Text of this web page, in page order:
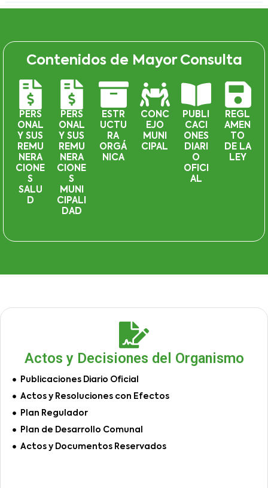
Contenidos de Mayor Consulta
PERS
ONAL
Y SUS
REMU
NERA
CIONE
S
SALU
D
PERS
ONAL
Y SUS
REMU
NERA
CIONE
S
MUNI
CIPALI
DAD
ESTR
UCTU
RA
ORGÁ
NICA
CONC
EJO
MUNI
CIPAL
PUBLI
CACI
ONES
DIARI
O
OFICI
AL
REGL
AMEN
TO
DE LA
LEY
Actos y Decisiones del Organismo
Publicaciones Diario Oficial
Actos y Resoluciones con Efectos
Plan Regulador
Plan de Desarrollo Comunal
Actos y Documentos Reservados